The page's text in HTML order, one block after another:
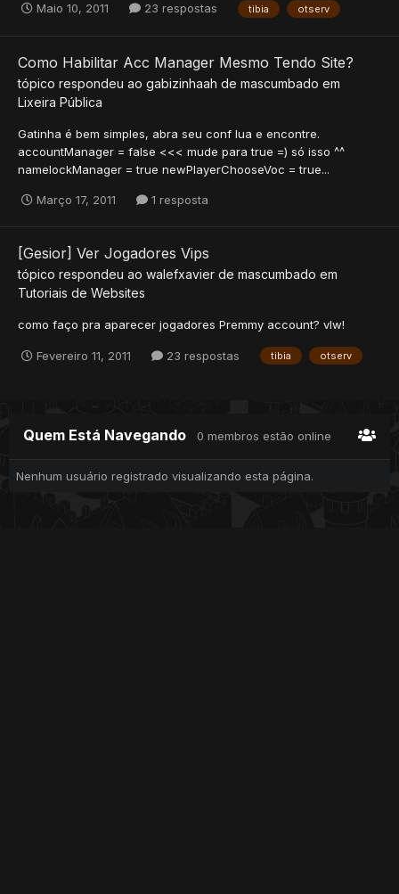
Maio 10, 2011 23 respostas tibia otserv
Como Habilitar Acc Manager Mesmo Tendo Site?
tópico respondeu ao gabizinhaah de mascumbado em
Lixeira Pública
Gatinha é bem simples, abra seu conf lua e encontre.
accountManager = false <<< mude para true =) só isso ^^
namelockManager = true newPlayerChooseVoc = true...
Março 17, 2011 1 resposta
[Gesior] Ver Jogadores Vips
tópico respondeu ao walefxavier de mascumbado em
Tutoriais de Websites
como faço pra aparecer jogadores Premmy account? vlw!
Fevereiro 11, 2011 23 respostas tibia otserv
Quem Está Navegando 0 membros estão online
Nenhum usuário registrado visualizando esta página.